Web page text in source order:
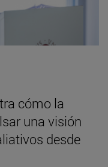
cómo la
una visión
desde